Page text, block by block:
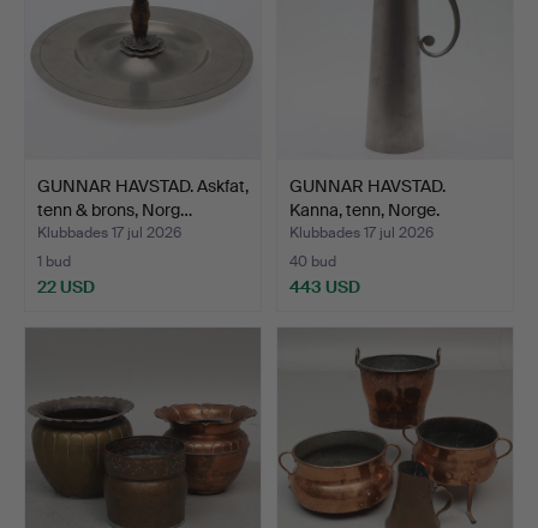
GUNNAR HAVSTAD. Askfat,
tenn & brons, Norg…
Klubbades 17 jul 2026
1 bud
22 USD
GUNNAR HAVSTAD.
Kanna, tenn, Norge.
Klubbades 17 jul 2026
40 bud
443 USD